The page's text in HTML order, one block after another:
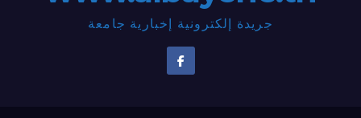
جريدة إلكترونية إخبارية جامعة